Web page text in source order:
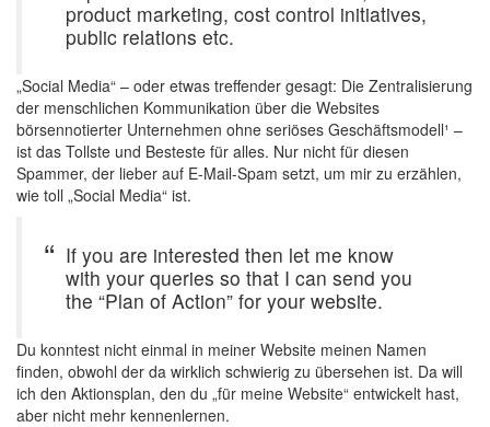
product marketing, cost control initiatives,
public relations etc.
„Social Media“ – oder etwas treffender gesagt: Die Zentralisierung
der menschlichen Kommunikation über die Websites
börsennotierter Unternehmen ohne seriöses Geschäftsmodell¹ –
ist das Tollste und Besteste für alles. Nur nicht für diesen
Spammer, der lieber auf E-Mail-Spam setzt, um mir zu erzählen,
wie toll „Social Media“ ist.
If you are interested then let me know
with your queries so that I can send you
the “Plan of Action” for your website.
Du konntest nicht einmal in meiner Website meinen Namen
finden, obwohl der da wirklich schwierig zu übersehen ist. Da will
ich den Aktionsplan, den du „für meine Website“ entwickelt hast,
aber nicht mehr kennenlernen.